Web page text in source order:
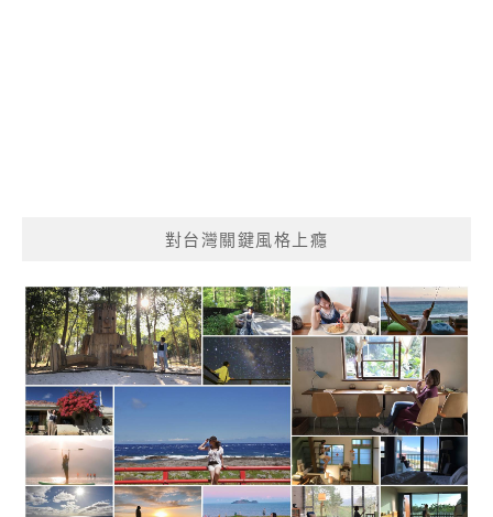
對台灣關鍵風格上癮